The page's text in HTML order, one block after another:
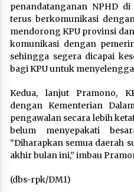
penandatanganan NPHD
terus berkomunikasi
mendorong KPU provinsi
komunikasi dengan
sehingga segera dicapai
bagi KPU untuk
Kedua, lanjut Pramono,
dengan Kementerian
pengawalan secara lebih
belum menyepakati
“Diharapkan semua daerah
akhir bulan ini,” imbau
(dbs-rpk/DM1)